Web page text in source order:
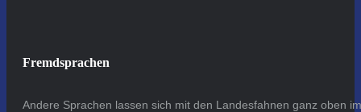
Fremdsprachen
Andere Sprachen lassen sich mit den Landesfahnen ganz oben